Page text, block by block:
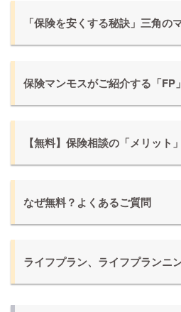
「保険を安くする秘訣」三角の
保険マンモスがご紹介する「FP
【無料】保険相談の「メリット」
なぜ無料？よくあるご質問
ライフプラン、ライフプランニ